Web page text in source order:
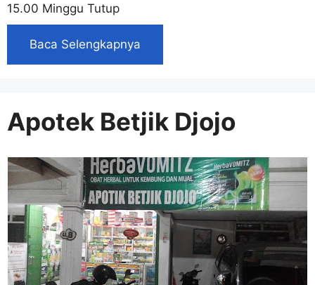
15.00 Minggu Tutup
Baca Selengkapnya
Apotek Betjik Djojo